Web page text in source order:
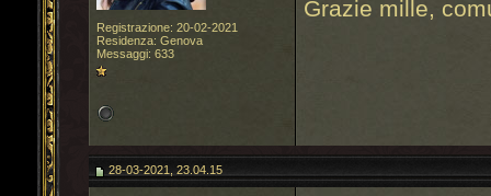
Registrazione: 20-02-2021
Residenza: Genova
Messaggi: 633
Grazie mille,
28-03-2021, 23.04.15